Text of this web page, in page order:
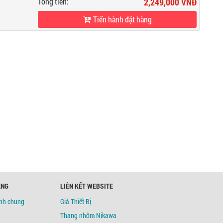
Tiến hành đặt hàng
chung
LIÊN KẾT WEBSITE
Giá Thiết Bị
Thang nhôm Nikawa